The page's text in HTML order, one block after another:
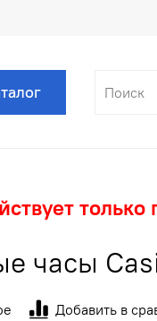
часы
Добавить в